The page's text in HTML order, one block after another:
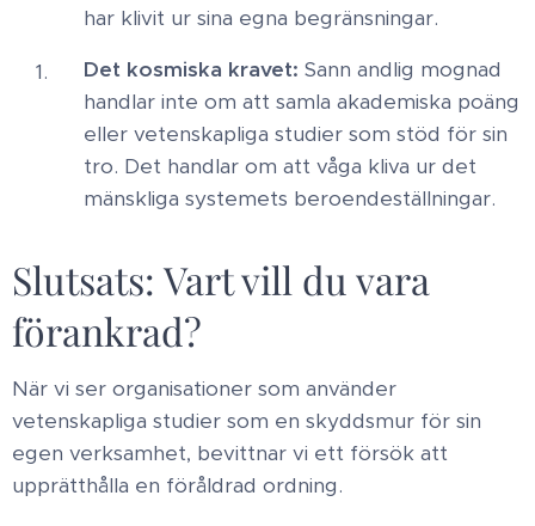
har klivit ur sina egna begränsningar. ​
Det kosmiska kravet: Sann andlig mognad
handlar inte om att samla akademiska poäng
eller vetenskapliga studier som stöd för sin
tro. Det handlar om att våga kliva ur det
mänskliga systemets beroendeställningar. ​
Slutsats: Vart vill du vara
förankrad? ​
När vi ser organisationer som använder
vetenskapliga studier som en skyddsmur för sin
egen verksamhet, bevittnar vi ett försök att
upprätthålla en föråldrad ordning. ​